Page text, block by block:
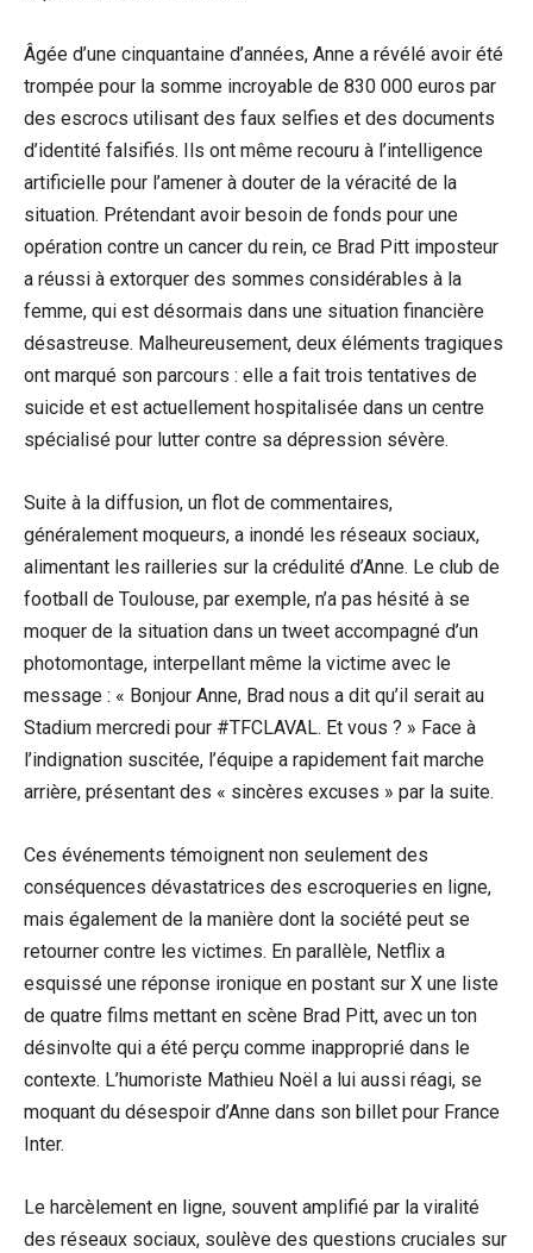
Âgée d’une cinquantaine d’années, Anne a révélé avoir été
trompée pour la somme incroyable de 830 000 euros par
des escrocs utilisant des faux selfies et des documents
d’identité falsifiés. Ils ont même recouru à l’intelligence
artificielle pour l’amener à douter de la véracité de la
situation. Prétendant avoir besoin de fonds pour une
opération contre un cancer du rein, ce Brad Pitt imposteur
a réussi à extorquer des sommes considérables à la
femme, qui est désormais dans une situation financière
désastreuse. Malheureusement, deux éléments tragiques
ont marqué son parcours : elle a fait trois tentatives de
suicide et est actuellement hospitalisée dans un centre
spécialisé pour lutter contre sa dépression sévère.
Suite à la diffusion, un flot de commentaires,
généralement moqueurs, a inondé les réseaux sociaux,
alimentant les railleries sur la crédulité d’Anne. Le club de
football de Toulouse, par exemple, n’a pas hésité à se
moquer de la situation dans un tweet accompagné d’un
photomontage, interpellant même la victime avec le
message : « Bonjour Anne, Brad nous a dit qu’il serait au
Stadium mercredi pour #TFCLAVAL. Et vous ? » Face à
l’indignation suscitée, l’équipe a rapidement fait marche
arrière, présentant des « sincères excuses » par la suite.
Ces événements témoignent non seulement des
conséquences dévastatrices des escroqueries en ligne,
mais également de la manière dont la société peut se
retourner contre les victimes. En parallèle, Netflix a
esquissé une réponse ironique en postant sur X une liste
de quatre films mettant en scène Brad Pitt, avec un ton
désinvolte qui a été perçu comme inapproprié dans le
contexte. L’humoriste Mathieu Noël a lui aussi réagi, se
moquant du désespoir d’Anne dans son billet pour France
Inter.
Le harcèlement en ligne, souvent amplifié par la viralité
des réseaux sociaux, soulève des questions cruciales sur